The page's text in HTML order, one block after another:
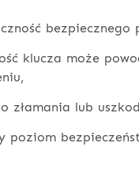
klucza może
złamania lub
poziom